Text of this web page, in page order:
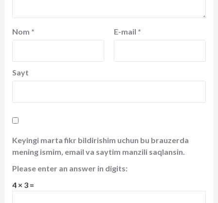
Nom * E-mail *
Sayt
Keyingi marta fikr bildirishim uchun bu brauzerda
mening ismim, email va saytim manzili saqlansin.
Please enter an answer in digits:
4 × 3 =